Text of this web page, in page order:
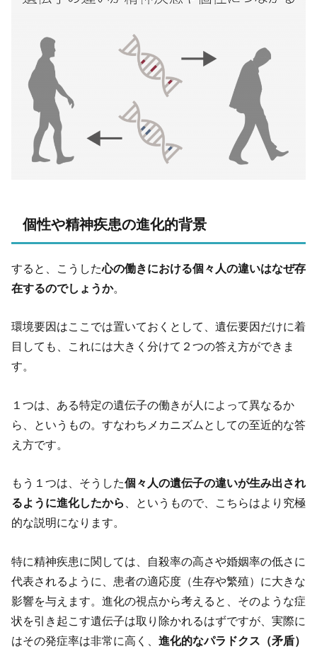
個性や精神疾患の進化的背景
すると、こうした心の働きにおける個々人の違いはなぜ存
在するのでしょうか。
環境要因はここでは置いておくとして、遺伝要因だけに着
目しても、これには大きく分けて２つの答え方ができま
す。
１つは、ある特定の遺伝子の働きが人によって異なるか
ら、というもの。すなわちメカニズムとしての至近的な答
え方です。
もう１つは、そうした個々人の遺伝子の違いが生み出され
るように進化したから
、というもので、こちらはより究極
的な説明になります。
特に精神疾患に関しては、自殺率の高さや婚姻率の低さに
代表されるように、患者の適応度（生存や繁殖）に大きな
影響を与えます。進化の視点から考えると、そのような症
状を引き起こす遺伝子は取り除かれるはずですが、実際に
はその発症率は非常に高く、 進化的なパラドクス（矛盾）